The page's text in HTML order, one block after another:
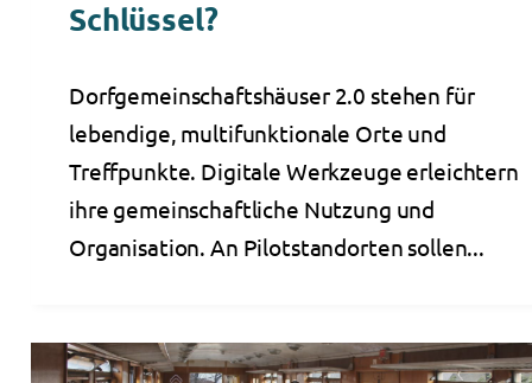
Schlüssel?
Dorfgemeinschaftshäuser 2.0 stehen für
lebendige, multifunktionale Orte und
Treffpunkte. Digitale Werkzeuge erleichtern
ihre gemeinschaftliche Nutzung und
Organisation. An Pilotstandorten sollen...